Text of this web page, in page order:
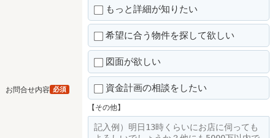
お問合せ内容 必須
もっと詳細が知りたい
希望に合う物件を探して欲しい
図面が欲しい
資金計画の相談をしたい
【その他】